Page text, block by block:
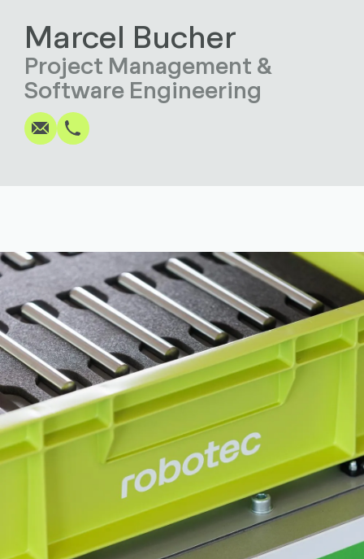
Marcel Bucher
Project Management &
Software Engineering
Écrire Copier
Appel Copier